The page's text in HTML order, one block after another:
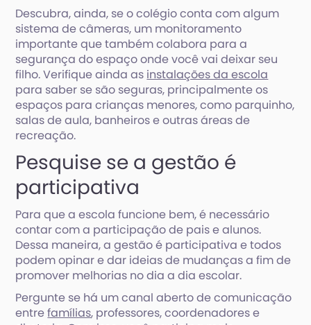
Descubra, ainda, se o colégio conta com algum
sistema de câmeras, um monitoramento
importante que também colabora para a
segurança do espaço onde você vai deixar seu
filho. Verifique ainda as instalações da escola
para saber se são seguras, principalmente os
espaços para crianças menores, como parquinho,
salas de aula, banheiros e outras áreas de
recreação.
Pesquise se a gestão é
participativa
Para que a escola funcione bem, é necessário
contar com a participação de pais e alunos.
Dessa maneira, a gestão é participativa e todos
podem opinar e dar ideias de mudanças a fim de
promover melhorias no dia a dia escolar.
Pergunte se há um canal aberto de comunicação
entrefamílias, professores, coordenadores e